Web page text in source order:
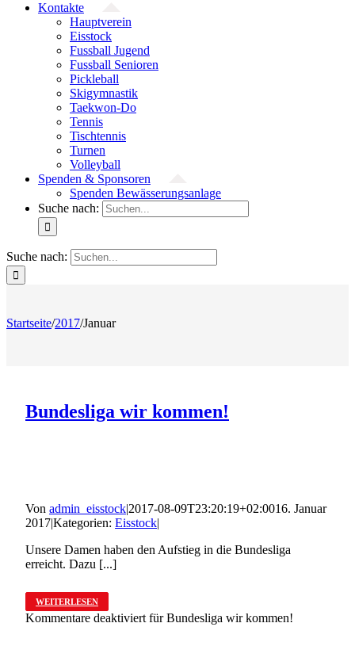
Kontakte
Hauptverein
Eisstock
Fussball Jugend
Fussball Senioren
Pickleball
Skigymnastik
Taekwon-Do
Tennis
Tischtennis
Turnen
Volleyball
Spenden & Sponsoren
Spenden Bewässerungsanlage
Suche nach:
Suche nach:
Startseite/2017/Januar
Bundesliga wir kommen!
Von admin_eisstock|2017-08-09T23:20:19+02:0016. Januar
2017|Kategorien: Eisstock|
Unsere Damen haben den Aufstieg in die Bundesliga
erreicht. Dazu [...]
WEITERLESEN
Kommentare deaktiviert für Bundesliga wir kommen!